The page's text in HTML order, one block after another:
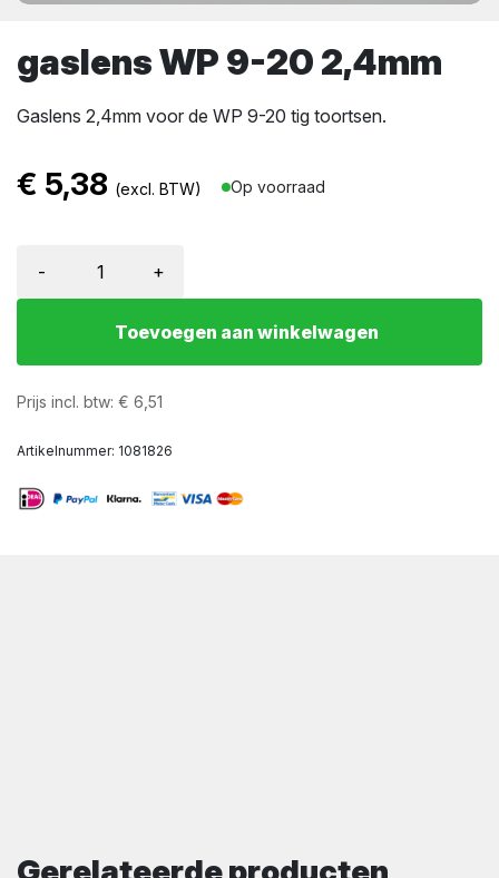
gaslens WP 9-20 2,4mm
Gaslens 2,4mm voor de WP 9-20 tig toortsen.
€ 5,38 (excl. BTW) Op voorraad
- +
Toevoegen aan winkelwagen
Prijs incl. btw: € 6,51
Artikelnummer: 1081826